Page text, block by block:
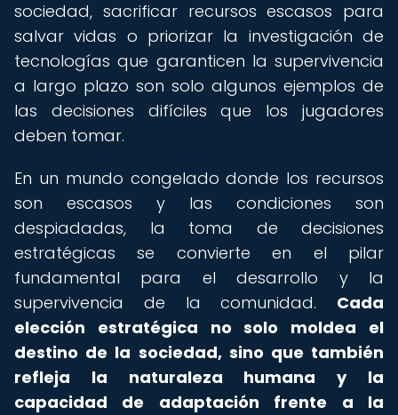
sociedad, sacrificar recursos escasos para
salvar vidas o priorizar la investigación de
tecnologías que garanticen la supervivencia
a largo plazo son solo algunos ejemplos de
las decisiones difíciles que los jugadores
deben tomar.
En un mundo congelado donde los recursos
son escasos y las condiciones son
despiadadas, la toma de decisiones
estratégicas se convierte en el pilar
fundamental para el desarrollo y la
supervivencia de la comunidad. Cada
elección estratégica no solo moldea el
destino de la sociedad, sino que también
refleja la naturaleza humana y la
capacidad de adaptación frente a la